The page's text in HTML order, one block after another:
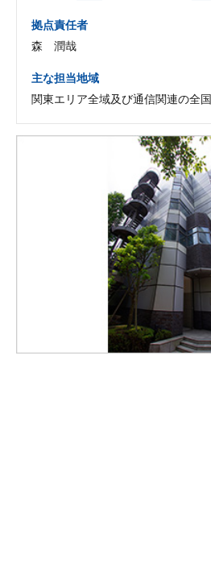
拠点責任者
森 潤哉
主な担当地域
関東エリア全域及び通信関連の全